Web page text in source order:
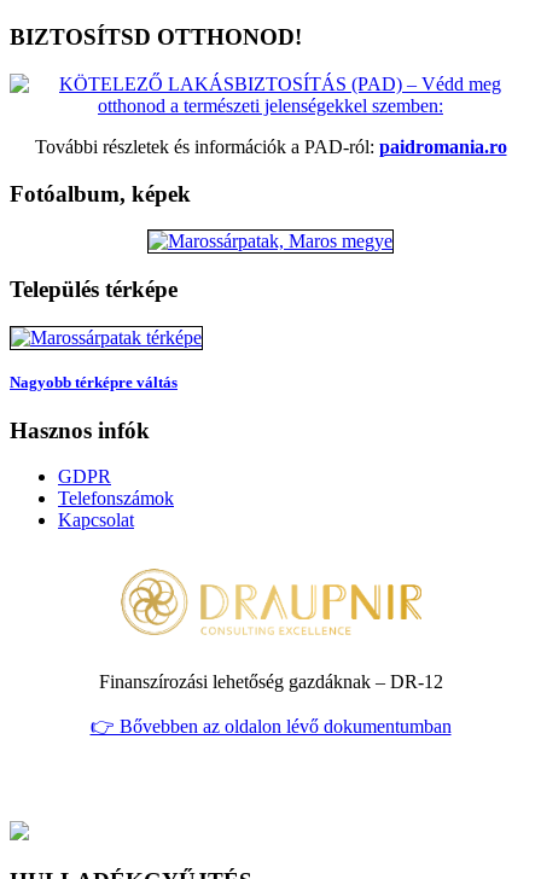
BIZTOSÍTSD OTTHONOD!
További részletek és információk a PAD-ról: paidromania.ro
Fotóalbum, képek
Település térképe
Nagyobb térképre váltás
Hasznos infók
GDPR
Telefonszámok
Kapcsolat
Finanszírozási lehetőség gazdáknak – DR‑12
👉 Bővebben az oldalon lévő dokumentumban